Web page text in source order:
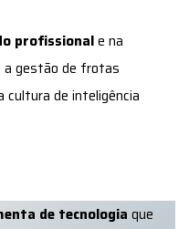
profissionale na
a gestão de frotas
de inteligência
de tecnologia que